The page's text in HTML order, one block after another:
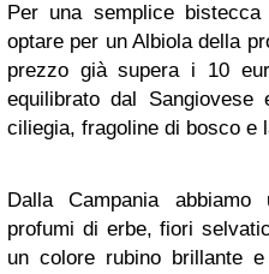
Per una semplice
optare per un Albiola della
prezzo già supera i 10
equilibrato dal
ciliegia, fragoline di bosco e
Dalla Campania
profumi di erbe, fiori
un colore rubino brillante